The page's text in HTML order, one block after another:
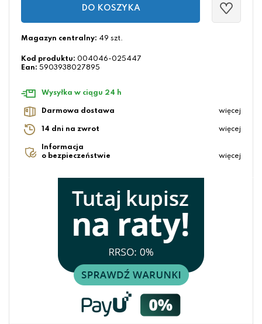
DO KOSZYKA
Magazyn centralny: 49 szt.
Kod produktu: 004046-025447
Ean: 5903938027895
Wysyłka w ciągu 24 h
Darmowa dostawa więcej
14 dni na zwrot więcej
Informacja
o bezpieczeństwie
więcej